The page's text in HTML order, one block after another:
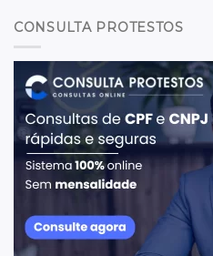
CONSULTA PROTESTOS